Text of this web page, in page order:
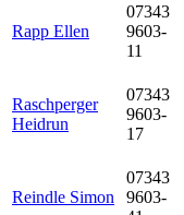
Rapp Ellen
07343
9603-
11
Raschperger
Heidrun
07343
9603-
17
Reindle Simon
07343
9603-